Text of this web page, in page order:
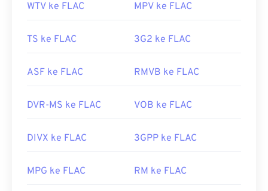
WTV ke FLAC MPV ke FLAC
TS ke FLAC 3G2 ke FLAC
ASF ke FLAC RMVB ke FLAC
DVR-MS ke FLAC VOB ke FLAC
DIVX ke FLAC 3GPP ke FLAC
MPG ke FLAC RM ke FLAC